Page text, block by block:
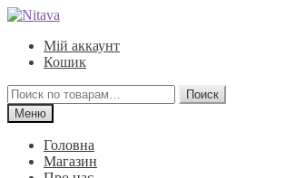
Перейти
навигации
Перейти
содержимому
Мій аккаунт
Кошик
Искать:
Поиск
Меню
Головна
Магазин